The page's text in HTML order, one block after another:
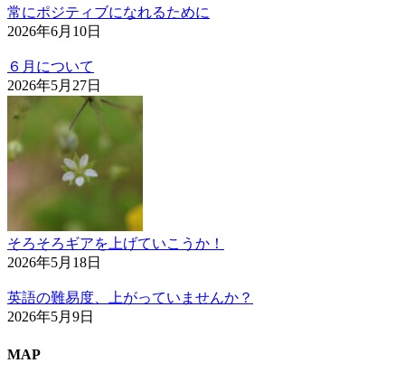
常にポジティブになれるために
2026年6月10日
６月について
2026年5月27日
そろそろギアを上げていこうか！
2026年5月18日
英語の難易度、上がっていませんか？
2026年5月9日
MAP